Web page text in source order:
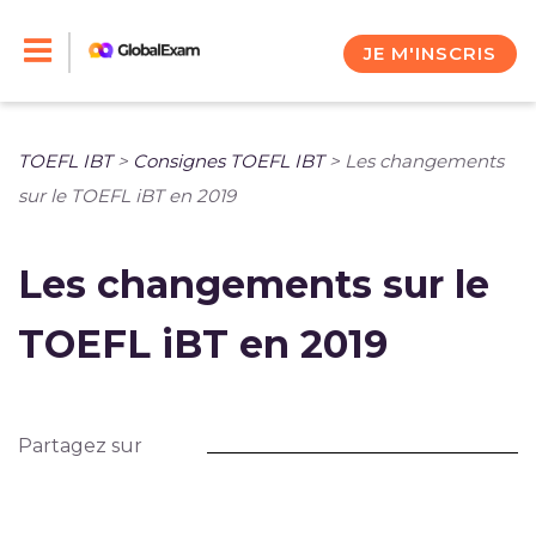
JE M'INSCRIS
TOEFL IBT> Consignes TOEFL IBT> Les changements
sur le TOEFL iBT en 2019
Les changements sur le
TOEFL iBT en 2019
Partagez sur